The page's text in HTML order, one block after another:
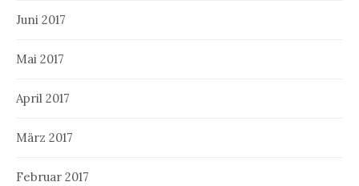
Juni 2017
Mai 2017
April 2017
März 2017
Februar 2017